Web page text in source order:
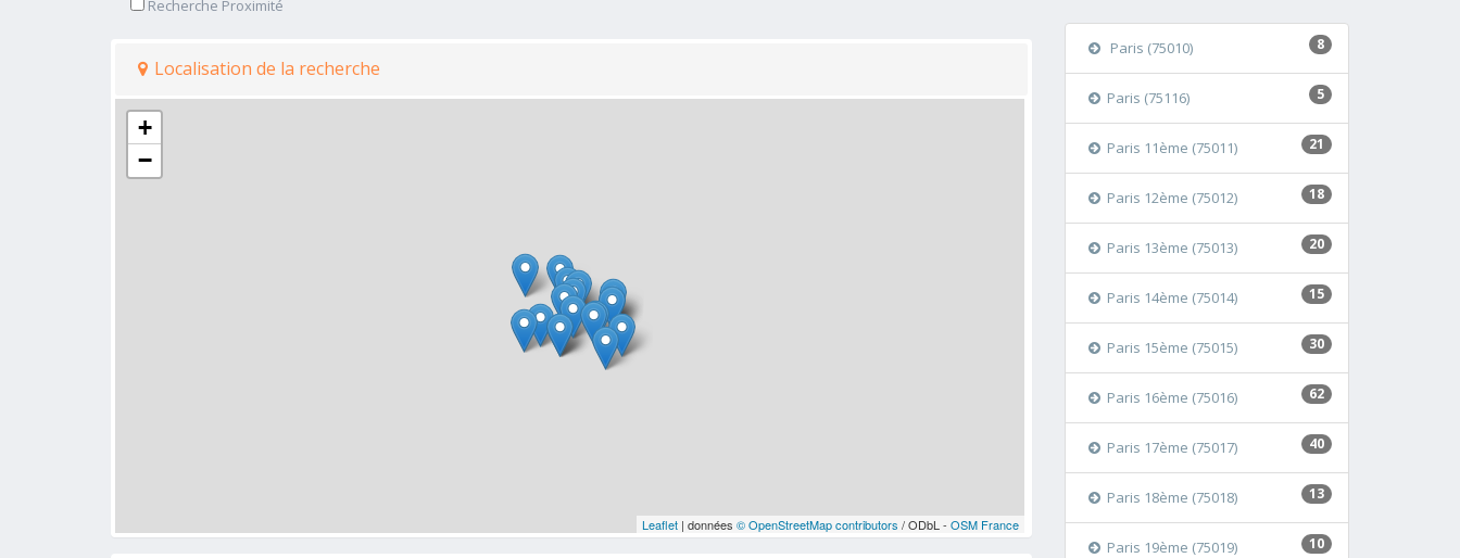
Recherche Proximité
Localisation de la recherche
+
−
Leaflet | données© OpenStreetMap contributors / ODbL -OSM France
8
Paris (75010)
5
Paris (75116)
21
Paris 11ème (75011)
18
Paris 12ème (75012)
20
Paris 13ème (75013)
15
Paris 14ème (75014)
30
Paris 15ème (75015)
62
Paris 16ème (75016)
40
Paris 17ème (75017)
13
Paris 18ème (75018)
10
Paris 19ème (75019)